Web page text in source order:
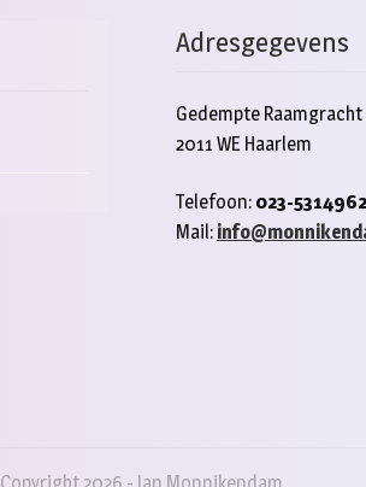
Adresgegevens
Gedempte Raamgracht
2011 WE Haarlem
Telefoon: 023-5314962
Mail: